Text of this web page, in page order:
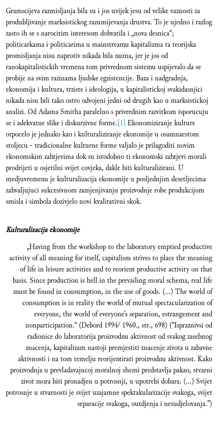
Gramscijeva razmisljanja bila su i jos uvijek jesu od velike vaznosti za
produbljivanje marksistickog razumijevanja drustva. To je ujedno i razlog
zasto ih se s narocitim interesom dohvatila i „nova desnica“;
politicarkama i politicarima u mainstreamu kapitalizma ta teorijska
promisljanja nisu naprotiv nikada bila nuzna, jer je jos od
ranokapitalistickih vremena tom privrednom sistemu uspijevalo da se
probije na svim razinama ljudske egzistencije. Baza i nadgradnja,
ekonomija i kultura, trziste i ideologija, u kapitalistickoj svakidasnjici
nikada nisu bili tako ostro odvojeni jedni od drugih kao u marksistickoj
analizi. Od Adama Smitha paralelno s privrednim razvitkom isporucuju
se i adekvatne slike i diskurzivne forme.[1] Ekonomiziranje kulture
otpocelo je jednako kao i kulturaliziranje ekonomije u osamnaestom
stoljecu - tradicionalne kulturne forme valjalo je prilagoditi novim
ekonomskim zahtjevima dok su istodobno ti ekonomski zahtjevi morali
prodrijeti u osjetilni svijet covjeka, dakle biti kulturalizirani. U
medjuvremenu je kulturalizacija ekonomije u posljednjim desetljecima
zahvaljujuci sukcesivnom zamjenjivanju proizvodnje robe produkcijom
smisla i simbola dozivjelo novi kvalitativni skok.
Kulturalizacija ekonomije
„Having from the workshop to the laboratory emptied productive
activity of all meaning for itself, capitalism strives to place the meaning
of life in leisure activities and to reorient productive activity on that
basis. Since production is hell in the prevailing moral schema, real life
must be found in consumption, in the use of goods. (...) The world of
consumption is in reality the world of mutual spectacularization of
everyone, the world of everyone’s separation, estrangement and
nonparticipation.“ (Debord 1994/ 1960., str., 698) (“Ispraznivsi od
radionice do laboratorija proizvodnu aktivnost od svakog zasebnog
znacenja, kapitalizam nastoji premjestiti znacenje zivota u zabavne
aktivnosti i na tom temelju reorijentirati proizvodnu aktivnost. Kako
proizvodnja u prevladavajucoj moralnoj shemi predstavlja pakao, stvarni
zivot mora biti pronadjen u potrosnji, u upotrebi dobara. (…) Svijet
potrosnje u stvarnosti je svijet uzajamne spektakularizacije svakoga, svijet
separacije svakoga, outdjenja i nesudjelovanja.”)